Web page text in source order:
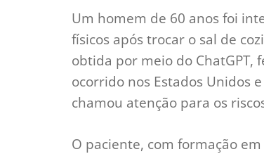
Um homem de 60 anos foi
físicos após trocar o sal de
obtida por meio do ChatGPT,
ocorrido nos Estados Unidos
chamou atenção para os
O paciente, com formação